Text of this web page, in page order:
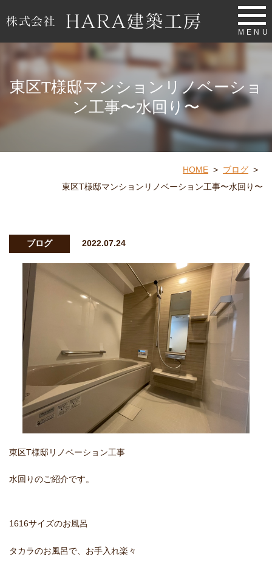
MENU
東区T様邸マンションリノベーショ
ン工事〜水回り〜
HOME > ブログ >
東区T様邸マンションリノベーション工事〜水回り〜
ブログ 2022.07.24
東区T様邸リノベーション工事
水回りのご紹介です。
1616サイズのお風呂
タカラのお風呂で、お手入れ楽々